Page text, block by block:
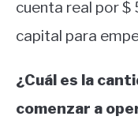
cuenta real por $
capital para
¿Cuál es la
comenzar a